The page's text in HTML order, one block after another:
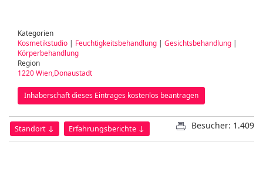
Kategorien
Kosmetikstudio | Feuchtigkeitsbehandlung | Gesichtsbehandlung |
Körperbehandlung
Region
1220 Wien,Donaustadt
Inhaberschaft dieses Eintrages kostenlos beantragen
Standort ↓ Erfahrungsberichte ↓ Besucher: 1.409